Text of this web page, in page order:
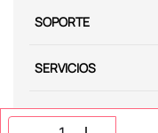
SOPORTE
SERVICIOS
NOSOTROS